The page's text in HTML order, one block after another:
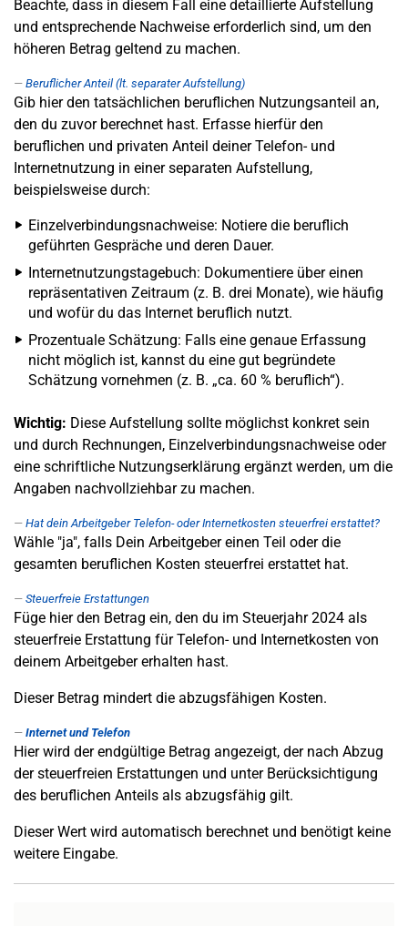
Beachte, dass in diesem Fall eine detaillierte Aufstellung
und entsprechende Nachweise erforderlich sind, um den
höheren Betrag geltend zu machen.
Beruflicher Anteil (lt. separater Aufstellung)
Gib hier den tatsächlichen beruflichen Nutzungsanteil an,
den du zuvor berechnet hast. Erfasse hierfür den
beruflichen und privaten Anteil deiner Telefon- und
Internetnutzung in einer separaten Aufstellung,
beispielsweise durch:
Einzelverbindungsnachweise: Notiere die beruflich
geführten Gespräche und deren Dauer.
Internetnutzungstagebuch: Dokumentiere über einen
repräsentativen Zeitraum (z. B. drei Monate), wie häufig
und wofür du das Internet beruflich nutzt.
Prozentuale Schätzung: Falls eine genaue Erfassung
nicht möglich ist, kannst du eine gut begründete
Schätzung vornehmen (z. B. „ca. 60 % beruflich“).
Wichtig: Diese Aufstellung sollte möglichst konkret sein
und durch Rechnungen, Einzelverbindungsnachweise oder
eine schriftliche Nutzungserklärung ergänzt werden, um die
Angaben nachvollziehbar zu machen.
Hat dein Arbeitgeber Telefon- oder Internetkosten steuerfrei erstattet?
Wähle "ja", falls Dein Arbeitgeber einen Teil oder die
gesamten beruflichen Kosten steuerfrei erstattet hat.
Steuerfreie Erstattungen
Füge hier den Betrag ein, den du im Steuerjahr 2024 als
steuerfreie Erstattung für Telefon- und Internetkosten von
deinem Arbeitgeber erhalten hast.
Dieser Betrag mindert die abzugsfähigen Kosten.
Internet und Telefon
Hier wird der endgültige Betrag angezeigt, der nach Abzug
der steuerfreien Erstattungen und unter Berücksichtigung
des beruflichen Anteils als abzugsfähig gilt.
Dieser Wert wird automatisch berechnet und benötigt keine
weitere Eingabe.